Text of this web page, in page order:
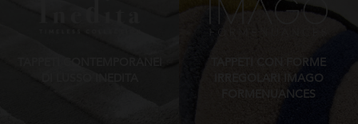
TAPPETI CON FORME
IRREGOLARI IMAGO
FORMENUANCES